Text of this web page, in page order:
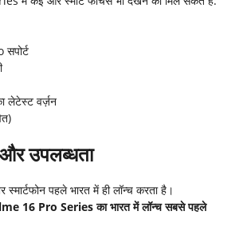
लेटेस्ट वर्ज़न
उपलब्धता
पहले भारत में ही लॉन्च करता है।
16 Pro Seriesका भारत में लॉन्च सबसे पहले